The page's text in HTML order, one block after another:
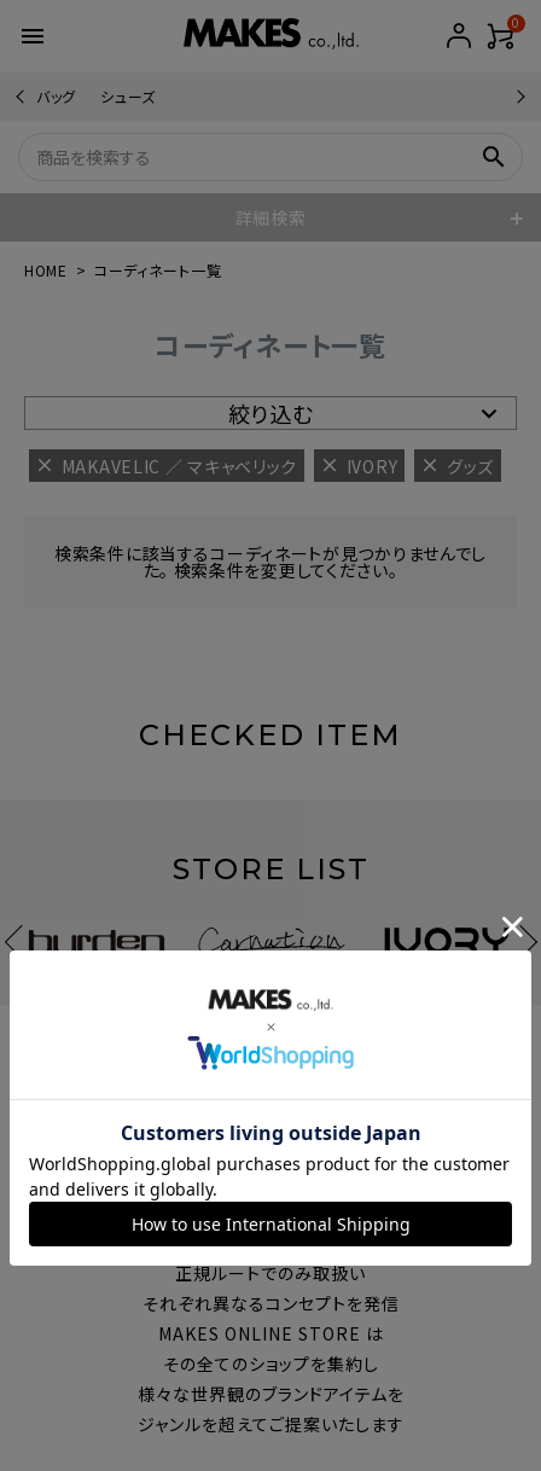
menu 0
バッグ シューズ
search
詳細検索
HOME コーディネート一覧
コーディネート一覧
絞り込む
MAKAVELIC ／ マキャベリック IVORY グッズ
検索条件に該当するコーディネートが見つかりませんでし
た。 検索条件を変更してください。
CHECKED ITEM
STORE LIST
富山の中心エリアで現在7店舗の
セレクトショップを展開
国内外のブランドを
正規ルートでのみ取扱い
それぞれ異なるコンセプトを発信
MAKES ONLINE STORE は
その全てのショップを集約し
様々な世界観のブランドアイテムを
ジャンルを超えてご提案いたします